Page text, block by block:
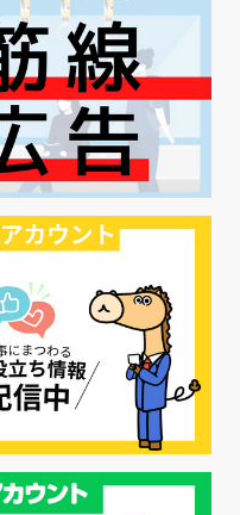
チャーギャップ
ラスメント
#SNS活用
#内定辞退の防止
用ナーチャリング
#カジュアル面談
#採用代行
#エシカル就活
#年間採用計画
やし方 #26卒